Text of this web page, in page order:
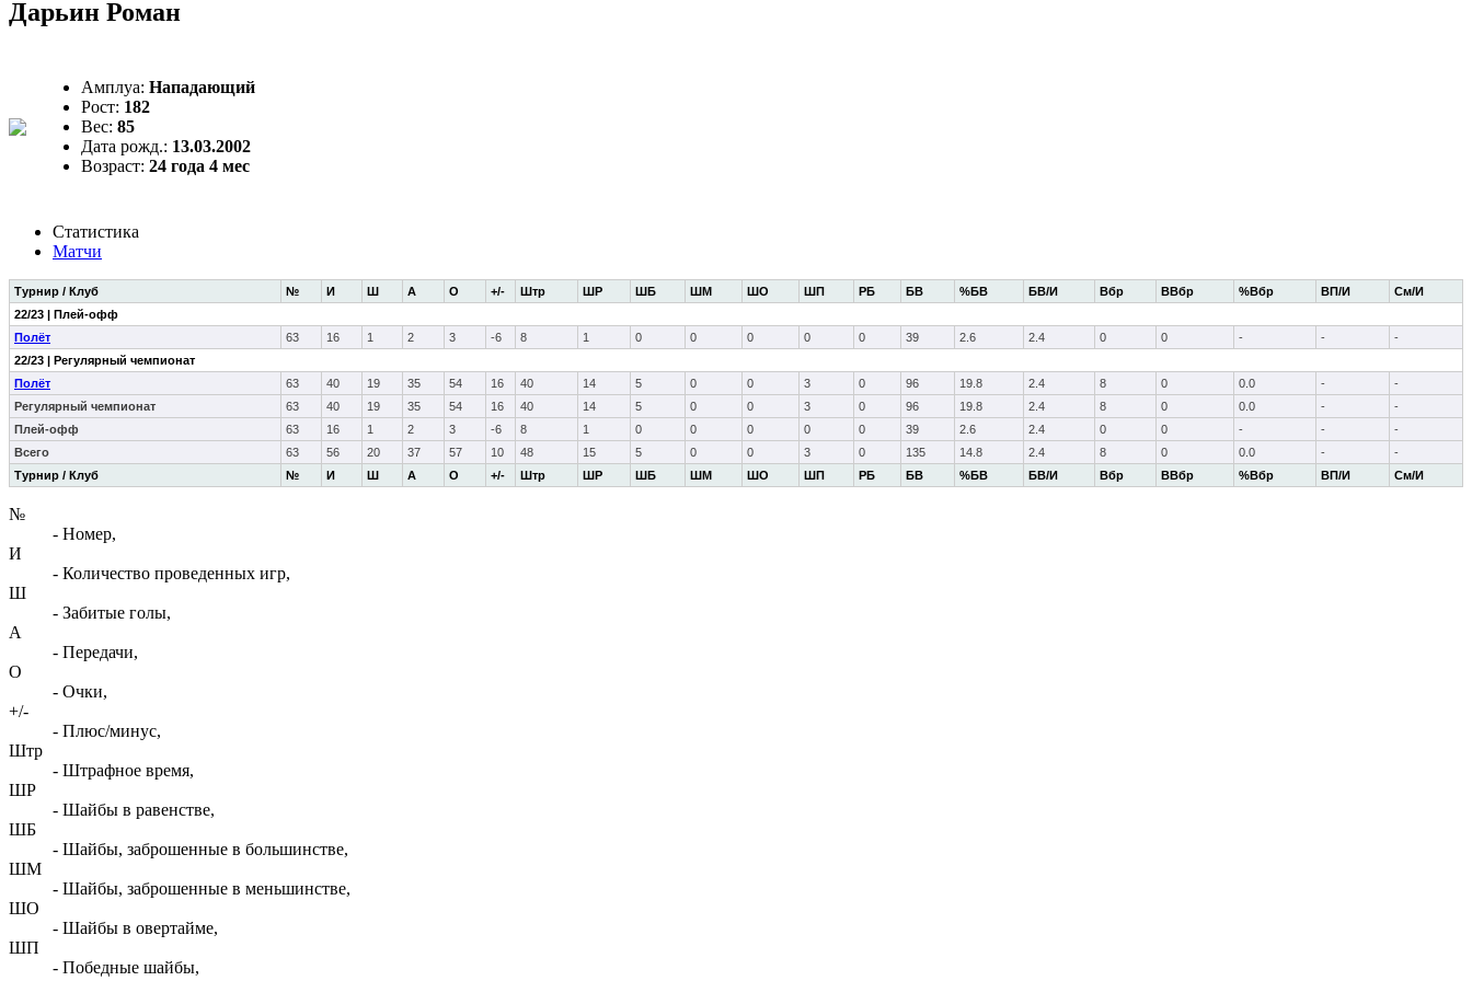
Дарьин Роман
Амплуа: Нападающий
Рост: 182
Вес: 85
Дата рожд.: 13.03.2002
Возраст: 24 года 4 мес
Статистика
Матчи
Турнир / Клуб № И Ш А О +/- Штр ШР ШБ ШМ ШО ШП РБ БВ %БВ БВ/И Вбр ВВбр %Вбр ВП/И См/И
Турнир / Клуб № И Ш А О +/- Штр ШР ШБ ШМ ШО ШП РБ БВ %БВ БВ/И Вбр ВВбр %Вбр ВП/И См/И
22/23 | Плей-офф
Полёт
63 16 1 2 3 -6 8 1 0 0 0 0 0 39 2.6 2.4 0 0 - -
-
22/23 | Регулярный чемпионат
Полёт
63 40 19 35 54 16 40 14 5 0 0 3 0 96 19.8 2.4 8 0 0.0 -
-
Регулярный чемпионат
63 40 19 35 54 16 40 14 5 0 0 3 0 96 19.8 2.4 8 0 0.0 -
-
Плей-офф
63 16 1 2 3 -6 8 1 0 0 0 0 0 39 2.6 2.4 0 0 - -
-
Всего
63 56 20 37 57 10 48 15 5 0 0 3 0 135 14.8 2.4 8 0 0.0 - -
№
- Номер,
И
- Количество проведенных игр,
Ш
- Забитые голы,
А
- Передачи,
О
- Очки,
+/-
- Плюс/минус,
Штр
- Штрафное время,
ШР
- Шайбы в равенстве,
ШБ
- Шайбы, заброшенные в большинстве,
ШМ
- Шайбы, заброшенные в меньшинстве,
ШО
- Шайбы в овертайме,
ШП
- Победные шайбы,